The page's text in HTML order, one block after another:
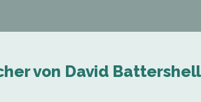
von David Battershell